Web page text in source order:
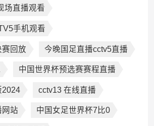
场直播观看
手机观看
回放 今晚国足直播cctv5直播
中国世界杯预选赛赛程直播
2024 cctv13 在线直播
网站 中国女足世界杯7比0